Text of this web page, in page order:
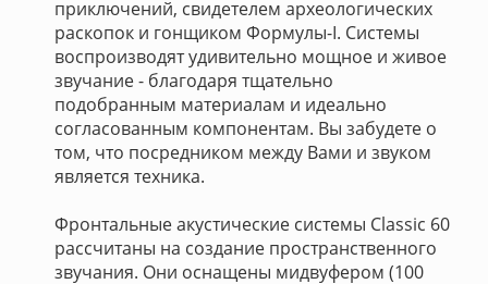
приключений, свидетелем археологических
раскопок и гонщиком Формулы-I. Системы
воспроизводят удивительно мощное и живое
звучание - благодаря тщательно
подобранным материалам и идеально
согласованным компонентам. Вы забудете о
том, что посредником между Вами и звуком
является техника.
Фронтальные акустические системы Classic 60
рассчитаны на создание пространственного
звучания. Они оснащены мидвуфером (100